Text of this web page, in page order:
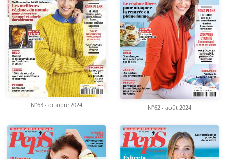
N°63 - octobre 2024 N°62 - août 2024